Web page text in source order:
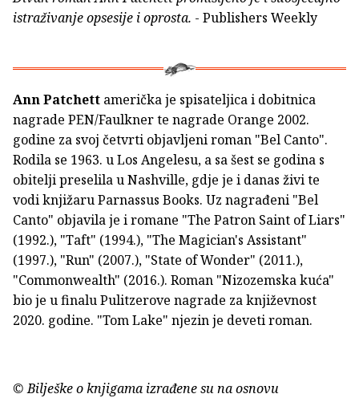
istraživanje opsesije i oprosta. - Publishers Weekly
Ann Patchett američka je spisateljica i dobitnica
nagrade PEN/Faulkner te nagrade Orange 2002.
godine za svoj četvrti objavljeni roman "Bel Canto".
Rodila se 1963. u Los Angelesu, a sa šest se godina s
obitelji preselila u Nashville, gdje je i danas živi te
vodi knjižaru Parnassus Books. Uz nagrađeni "Bel
Canto" objavila je i romane "The Patron Saint of Liars"
(1992.), "Taft" (1994.), "The Magician's Assistant"
(1997.), "Run" (2007.), "State of Wonder" (2011.),
"Commonwealth" (2016.). Roman "Nizozemska kuća"
bio je u finalu Pulitzerove nagrade za književnost
2020. godine. "Tom Lake" njezin je deveti roman.
© Bilješke o knjigama izrađene su na osnovu